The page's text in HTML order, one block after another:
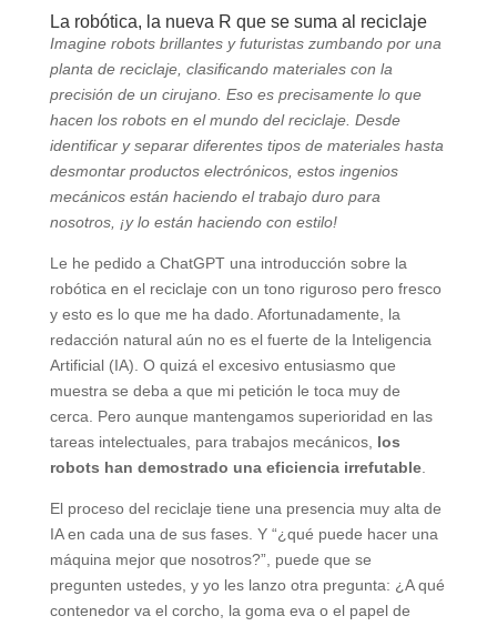
La robótica, la nueva R que se suma al reciclaje
Imagine robots brillantes y futuristas zumbando por una
planta de reciclaje, clasificando materiales con la
precisión de un cirujano. Eso es precisamente lo que
hacen los robots en el mundo del reciclaje. Desde
identificar y separar diferentes tipos de materiales hasta
desmontar productos electrónicos, estos ingenios
mecánicos están haciendo el trabajo duro para
nosotros, ¡y lo están haciendo con estilo!
Le he pedido a ChatGPT una introducción sobre la
robótica en el reciclaje con un tono riguroso pero fresco
y esto es lo que me ha dado. Afortunadamente, la
redacción natural aún no es el fuerte de la Inteligencia
Artificial (IA). O quizá el excesivo entusiasmo que
muestra se deba a que mi petición le toca muy de
cerca. Pero aunque mantengamos superioridad en las
tareas intelectuales, para trabajos mecánicos, los
robots han demostrado una eficiencia irrefutable.
El proceso del reciclaje tiene una presencia muy alta de
IA en cada una de sus fases. Y “¿qué puede hacer una
máquina mejor que nosotros?”, puede que se
pregunten ustedes, y yo les lanzo otra pregunta: ¿A qué
contenedor va el corcho, la goma eva o el papel de